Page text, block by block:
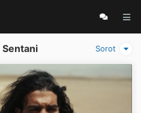
Sorot
Sentani